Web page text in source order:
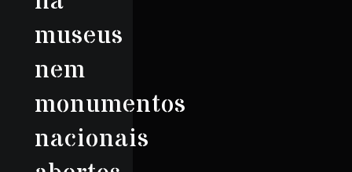
museus
nem
monumentos
nacionais